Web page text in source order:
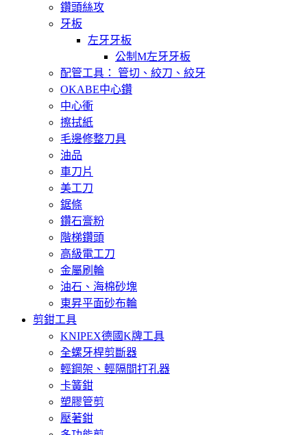
鑽頭絲攻
牙板
左牙牙板
公制M左牙牙板
配管工具： 管切、絞刀、絞牙
OKABE中心鑽
中心衝
擦拭紙
毛邊修整刀具
油品
車刀片
美工刀
鋸條
鑽石膏粉
階梯鑽頭
高級電工刀
金屬刷輪
油石、海棉砂塊
東昇平面砂布輪
剪鉗工具
KNIPEX德國K牌工具
全螺牙桿剪斷器
輕鋼架、輕隔間打孔器
卡簧鉗
塑膠管剪
壓著鉗